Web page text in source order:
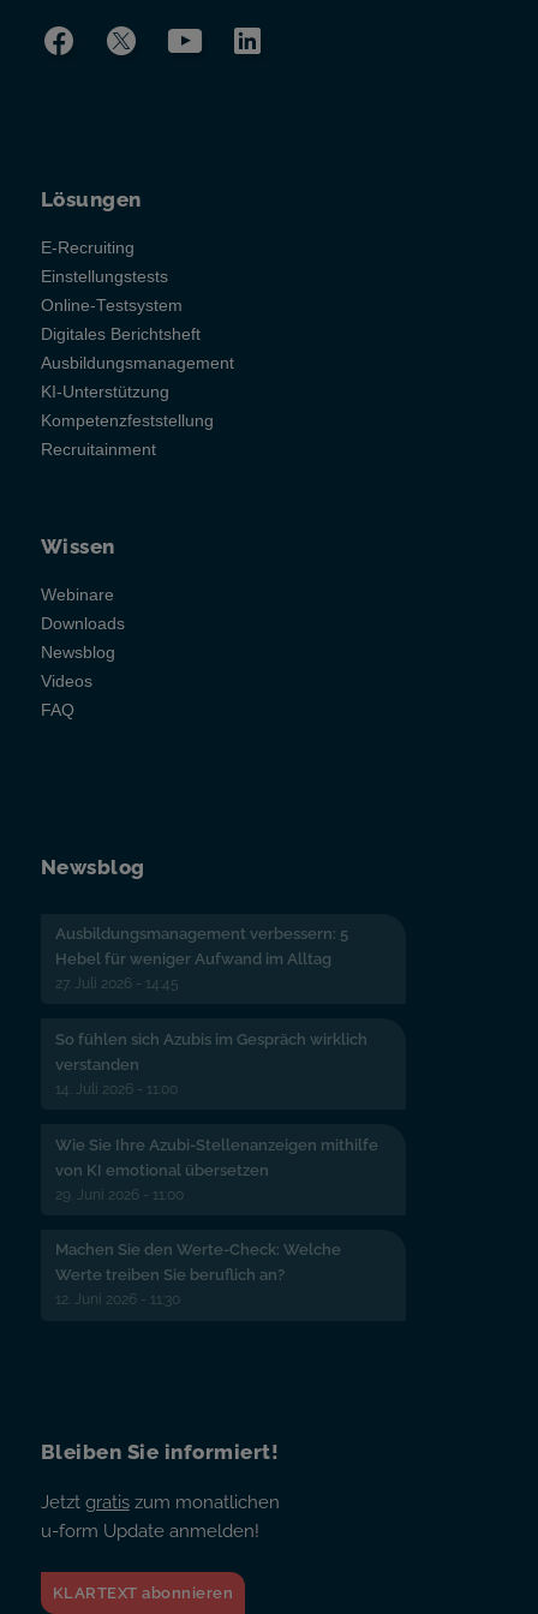
Lösungen
E-Recruiting
Einstellungstests
Online-Testsystem
Digitales Berichtsheft
Ausbildungsmanagement
KI-Unterstützung
Kompetenzfeststellung
Recruitainment
Wissen
Webinare
Downloads
Newsblog
Videos
FAQ
Newsblog
Ausbildungsmanagement verbessern: 5
Hebel für weniger Aufwand im Alltag
27. Juli 2026 - 14:45
So fühlen sich Azubis im Gespräch wirklich
verstanden
14. Juli 2026 - 11:00
Wie Sie Ihre Azubi-Stellenanzeigen mithilfe
von KI emotional übersetzen
29. Juni 2026 - 11:00
Machen Sie den Werte-Check: Welche
Werte treiben Sie beruflich an?
12. Juni 2026 - 11:30
Bleiben Sie informiert!
Jetzt gratiszum monatlichen
u-form Update anmelden!
KLARTEXT abonnieren